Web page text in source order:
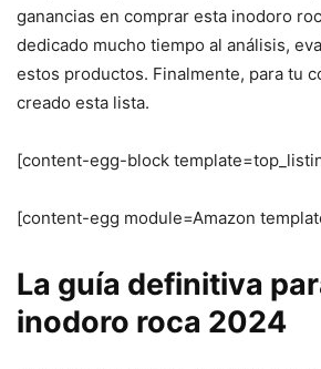
ganancias en comprar esta inodoro
dedicado mucho tiempo al análisis,
estos productos. Finalmente, para tu
creado esta lista.
[content-egg-block
[content-egg module=Amazon
La guía definitiva
inodoro roca 2024